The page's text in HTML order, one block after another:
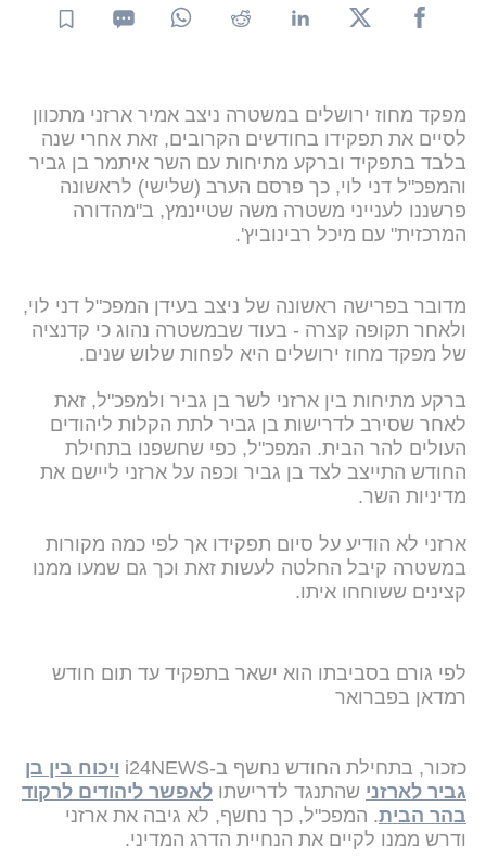
מפקד מחוז ירושלים במשטרה ניצב אמיר ארזני מתכוון
לסיים את תפקידו בחודשים הקרובים, זאת אחרי שנה
בלבד בתפקיד וברקע מתיחות עם השר איתמר בן גביר
והמפכ"ל דני לוי, כך פרסם הערב (שלישי) לראשונה
פרשננו לענייני משטרה משה שטיינמץ, ב"מהדורה
המרכזית" עם מיכל רבינוביץ'.
מדובר בפרישה ראשונה של ניצב בעידן המפכ"ל דני לוי,
ולאחר תקופה קצרה - בעוד שבמשטרה נהוג כי קדנציה
של מפקד מחוז ירושלים היא לפחות שלוש שנים.
ברקע מתיחות בין ארזני לשר בן גביר ולמפכ"ל, זאת
לאחר שסירב לדרישות בן גביר לתת הקלות ליהודים
העולים להר הבית. המפכ"ל, כפי שחשפנו בתחילת
החודש התייצב לצד בן גביר וכפה על ארזני ליישם את
מדיניות השר.
ארזני לא הודיע על סיום תפקידו אך לפי כמה מקורות
במשטרה קיבל החלטה לעשות זאת וכך גם שמעו ממנו
קצינים ששוחחו איתו.
לפי גורם בסביבתו הוא ישאר בתפקיד עד תום חודש
רמדאן בפברואר
כזכור, בתחילת החודש נחשף ב-i24NEWS
ויכוח בין בן
גביר לארזני שהתנגד לדרישתו לאפשר ליהודים לרקוד
בהר הבית. המפכ"ל, כך נחשף, לא גיבה את ארזני
ודרש ממנו לקיים את הנחיית הדרג המדיני.